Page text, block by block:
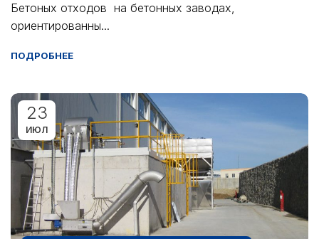
Бетоных отходов на бетонных заводах,
ориентированны...
ПОДРОБНЕЕ
23
ИЮЛ